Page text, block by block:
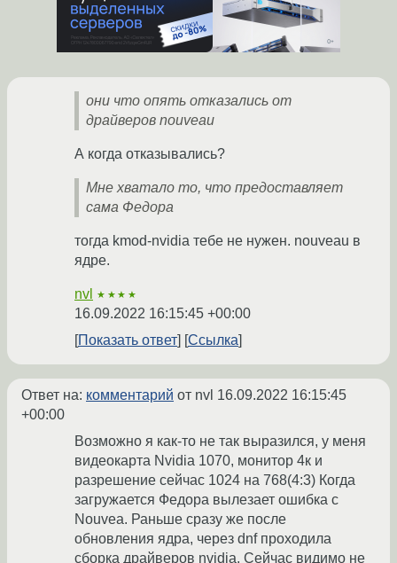
они что опять отказались от
драйверов nouveau
А когда отказывались?
Мне хватало то, что предоставляет
сама Федора
тогда kmod-nvidia тебе не нужен. nouveau в
ядре.
nvl ★★★★
16.09.2022 16:15:45 +00:00
Показать ответ
Ссылка
Ответ на: комментарий от nvl 16.09.2022 16:15:45
+00:00
Возможно я как-то не так выразился, у меня
видеокарта Nvidia 1070, монитор 4к и
разрешение сейчас 1024 на 768(4:3) Когда
загружается Федора вылезает ошибка с
Nouvea. Раньше сразу же после
обновления ядра, через dnf проходила
сборка драйверов nvidia. Сейчас видимо не